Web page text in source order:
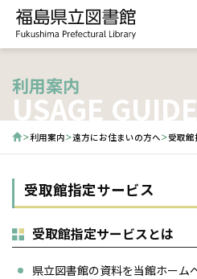
利用案内
USAGE GUIDE
利用案内 遠方にお住まいの方へ 受取
受取館指定サービス
受取館指定サービスとは
県立図書館の資料を当館ホーム